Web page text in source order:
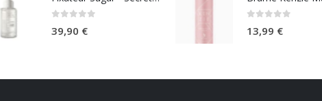
39,90 € 13,99 €